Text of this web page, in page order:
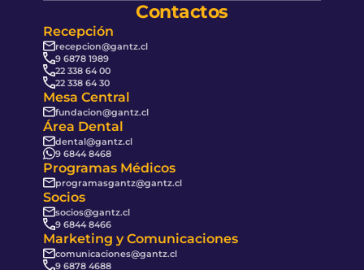
Contactos
Recepción
recepcion@gantz.cl
9 6878 1989
22 338 64 00
22 338 64 30
Mesa Central
fundacion@gantz.cl
Área Dental
dental@gantz.cl
9 6844 8468
Programas Médicos
programasgantz@gantz.cl
Socios
socios@gantz.cl
9 6844 8466
Marketing y Comunicaciones
comunicaciones@gantz.cl
9 6878 4688